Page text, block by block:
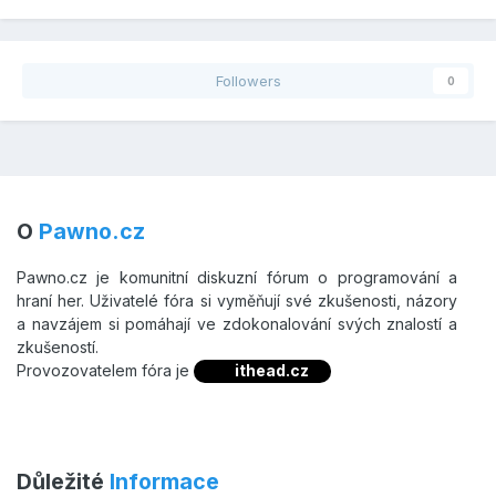
Followers 0
O Pawno.cz
Pawno.cz je komunitní diskuzní fórum o programování a
hraní her. Uživatelé fóra si vyměňují své zkušenosti, názory
a navzájem si pomáhají ve zdokonalování svých znalostí a
zkušeností.
Provozovatelem fóra je
ithead.cz
Důležité Informace